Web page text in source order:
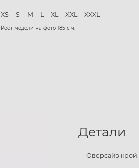
XS S M L XL XXL XXXL
Рост модели на фото 185 см.
Детали
— Оверсайз крой.